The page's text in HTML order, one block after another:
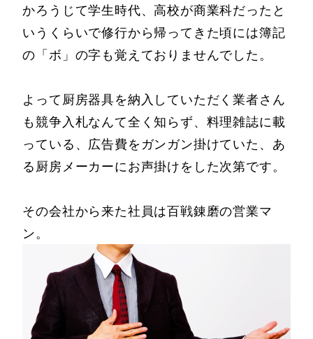
かろうじて学生時代、高校が商業科だったと
いうくらいで修行から帰ってきた頃には簿記
の「ボ」の字も覚えておりませんでした。
よって厨房器具を納入していただく業者さん
も競争入札なんて全く知らず、料理雑誌に載
っている、広告費をガンガン掛けていた、あ
る厨房メーカーにお声掛けをした次第です。
その会社から来た社員は百戦錬磨の営業マ
ン。